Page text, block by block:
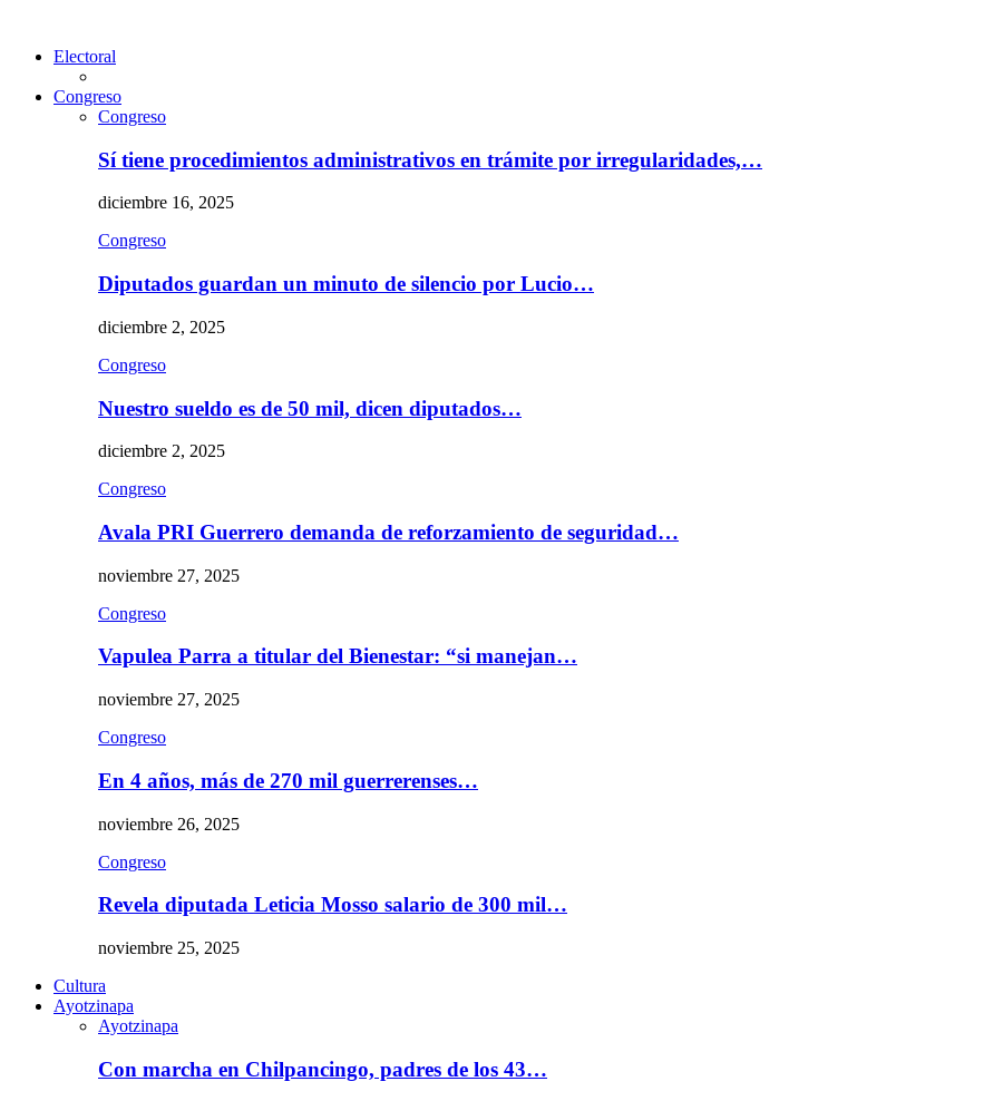
Electoral
Congreso
Congreso
Sí tiene procedimientos administrativos en trámite por irregularidades,…
diciembre 16, 2025
Congreso
Diputados guardan un minuto de silencio por Lucio…
diciembre 2, 2025
Congreso
Nuestro sueldo es de 50 mil, dicen diputados…
diciembre 2, 2025
Congreso
Avala PRI Guerrero demanda de reforzamiento de seguridad…
noviembre 27, 2025
Congreso
Vapulea Parra a titular del Bienestar: “si manejan…
noviembre 27, 2025
Congreso
En 4 años, más de 270 mil guerrerenses…
noviembre 26, 2025
Congreso
Revela diputada Leticia Mosso salario de 300 mil…
noviembre 25, 2025
Cultura
Ayotzinapa
Ayotzinapa
Con marcha en Chilpancingo, padres de los 43…